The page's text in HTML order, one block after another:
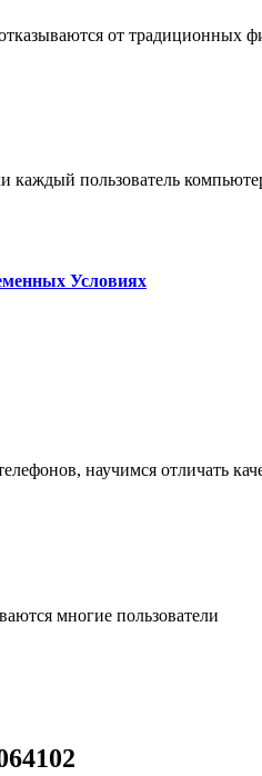
от традиционных
каждый пользователь
Условиях
научимся отличать
многие пользователи